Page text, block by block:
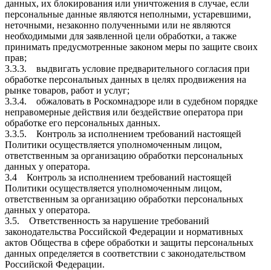
данных, их блокирования или уничтожения в случае, если
персональные данные являются неполными, устаревшими,
неточными, незаконно полученными или не являются
необходимыми для заявленной цели обработки, а также
принимать предусмотренные законом меры по защите своих
прав;
3.3.3. выдвигать условие предварительного согласия при
обработке персональных данных в целях продвижения на
рынке товаров, работ и услуг;
3.3.4. обжаловать в Роскомнадзоре или в судебном порядке
неправомерные действия или бездействие оператора при
обработке его персональных данных.
3.3.5. Контроль за исполнением требований настоящей
Политики осуществляется уполномоченным лицом,
ответственным за организацию обработки персональных
данных у оператора.
3.4 Контроль за исполнением требований настоящей
Политики осуществляется уполномоченным лицом,
ответственным за организацию обработки персональных
данных у оператора.
3.5. Ответственность за нарушение требований
законодательства Российской Федерации и нормативных
актов Общества в сфере обработки и защиты персональных
данных определяется в соответствии с законодательством
Российской Федерации.